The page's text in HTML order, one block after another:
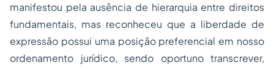
manifestou pela ausência de hierarquia entre direitos
fundamentais, mas reconheceu que a liberdade de
expressão possui uma posição preferencial em nosso
ordenamento jurídico, sendo oportuno transcrever,